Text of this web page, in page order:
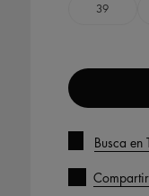
39
Busca en
Compartir